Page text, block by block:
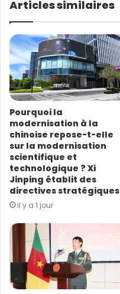
o
r
e
a
d
r
e
s
s
e
E
m
a
l
Articles similaires
Pourquoi la
modernisation à la
chinoise repose-t-elle
sur la modernisation
scientifique et
technologique ? Xi
Jinping établit des
directives stratégiques
il y a 1 jour